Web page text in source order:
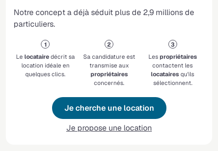
Notre concept a déjà séduit plus de 2,9 millions de
particuliers.
Lelocatairedécrit sa
location idéale en
quelques clics.
Sa candidature est
transmise aux
propriétaires
concernés.
Lespropriétaires
contactent les
locatairesqu'ils
sélectionnent.
Je cherche une location
Je propose une location